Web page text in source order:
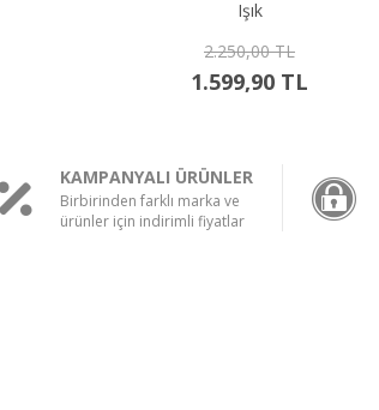
KAMPANYALI ÜRÜNLER
Birbirinden farklı marka ve
ürünler için indirimli fiyatlar